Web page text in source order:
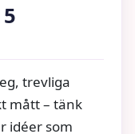
trevliga
mått – tänk
idéer som